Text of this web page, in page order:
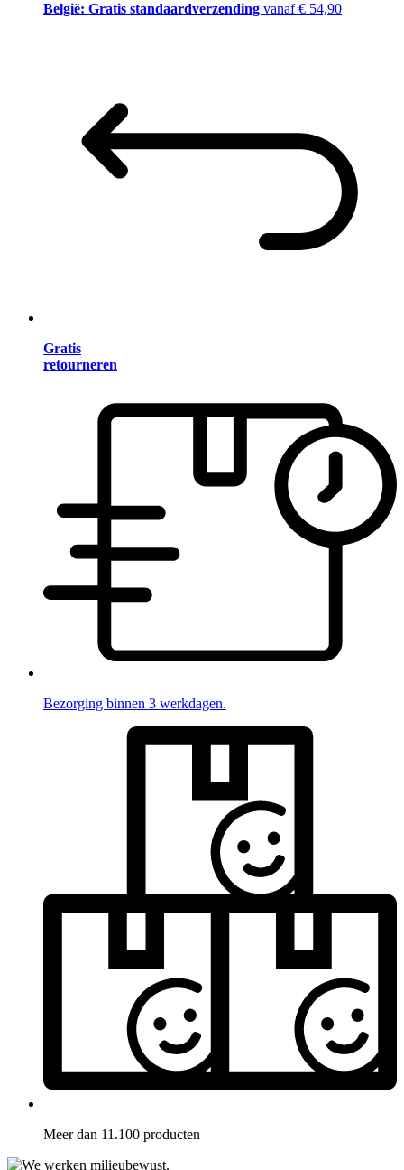
België: Gratis standaardverzending vanaf € 54,90
Gratis
retourneren
Bezorging binnen 3 werkdagen.
Meer dan 11.100 producten